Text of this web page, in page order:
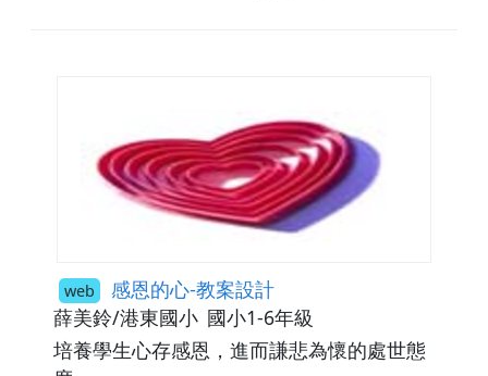
web 感恩的心-教案設計
薛美鈴/港東國小 國小1-6年級
培養學生心存感恩，進而謙悲為懷的處世態